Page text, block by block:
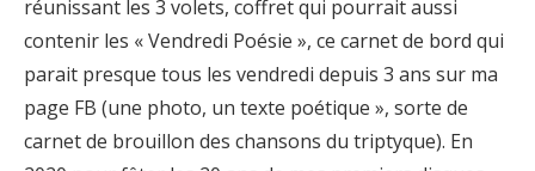
réunissant les 3 volets, coffret qui pourrait aussi
contenir les « Vendredi Poésie », ce carnet de bord qui
parait presque tous les vendredi depuis 3 ans sur ma
page FB (une photo, un texte poétique », sorte de
carnet de brouillon des chansons du triptyque). En